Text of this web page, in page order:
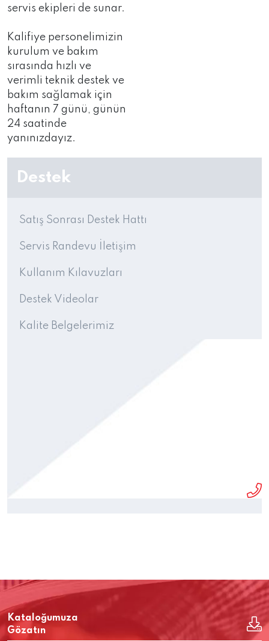
Destek
Satış Sonrası Destek Hattı
Servis Randevu İletişim
Kullanım Kılavuzları
Destek Videolar
Kalite Belgelerimiz
servis ekipleri de sunar.
Kalifiye personelimizin
kurulum ve bakım
sırasında hızlı ve
verimli teknik destek ve
bakım sağlamak için
haftanın 7 günü, günün
24 saatinde
yanınızdayız.
Kataloğumuza
Gözatın